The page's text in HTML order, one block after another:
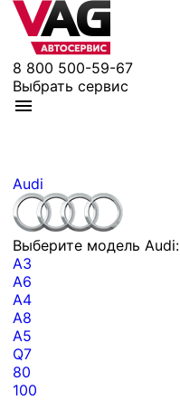
8 800 500-59-67
Выбрать сервис
Audi
Выберите модель Audi:
A3
A6
A4
A8
A5
Q7
80
100